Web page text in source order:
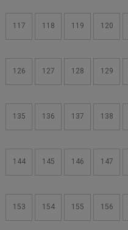
117 118 119 120
126 127 128 129
135 136 137 138
144 145 146 147
153 154 155 156